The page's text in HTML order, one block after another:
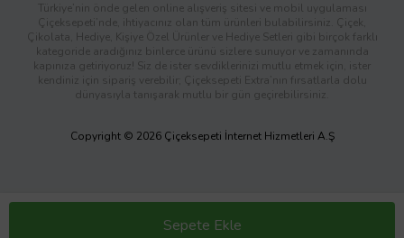
Sepete Ekle
Türkiye’nin önde gelen online alışveriş sitesi ve mobil uygulaması
Çiçeksepeti’nde, ihtiyacınız olan tüm ürünleri bulabilirsiniz. Çiçek,
Çikolata, Hediye, Kişiye Özel Ürünler ve Hediye Setleri gibi birçok farklı
kategoride aradığınız binlerce ürünü sizlere sunuyor ve zamanında
kapınıza getiriyoruz! Siz de ister sevdiklerinizi mutlu etmek için, ister
kendiniz için sipariş verebilir; Çiçeksepeti Extra’nın fırsatlarla dolu
dünyasıyla tanışarak mutlu bir gün geçirebilirsiniz.
Copyright © 2026 Çiçeksepeti İnternet Hizmetleri A.Ş